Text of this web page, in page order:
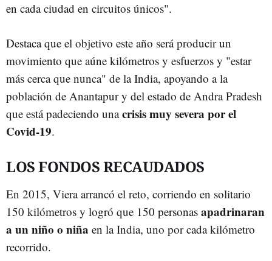
en cada ciudad en circuitos únicos".
Destaca que el objetivo este año será producir un
movimiento que aúne kilómetros y esfuerzos y "estar
más cerca que nunca" de la India, apoyando a la
población de Anantapur y del estado de Andra Pradesh
que está padeciendo unacrisis muy severa por el
Covid-19.
LOS FONDOS RECAUDADOS
En 2015, Viera arrancó el reto, corriendo en solitario
150 kilómetros y logró que 150 personas apadrinaran
a un niño o niña en la India, uno por cada kilómetro
recorrido.